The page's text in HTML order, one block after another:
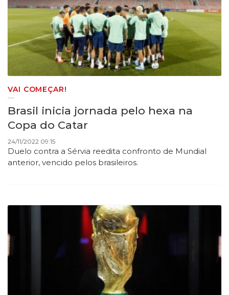
VAI COMEÇAR!
Brasil inicia jornada pelo hexa na
Copa do Catar
24/11/2022 09:15
Duelo contra a Sérvia reedita confronto de Mundial
anterior, vencido pelos brasileiros.